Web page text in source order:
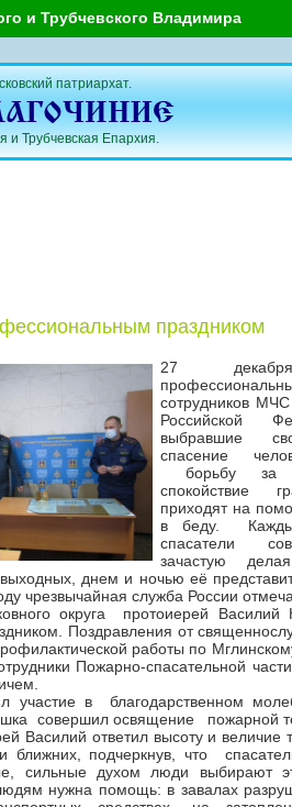
и Трубчевского Владимира
патриархат.
и Трубчевская Епархия.
праздником
27
сотрудников
Российской
выбравшие
спасение
борьбу за
спокойствие
приходят на
в беду.
спасатели
зачастую
днем и ночью её
чрезвычайная служба России
округа протоиерей Василий
Поздравления от
работы по
Пожарно-спасательной
участие в благодарственном
совершил освящение пожарной
Василий ответил высоту и величие
ближних, подчеркнув, что
сильные духом люди выбирают
нужна помощь: в завалах